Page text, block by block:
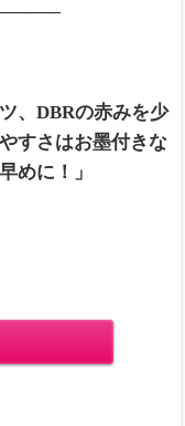
、DBRの赤みを少
すさはお墨付きな
めに！」